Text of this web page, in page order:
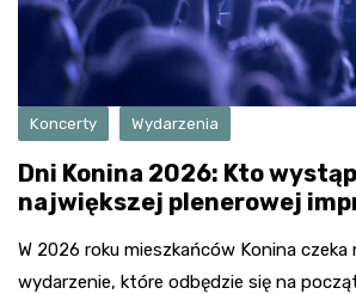
Koncerty Wydarzenia
Dni Konina 2026: Kto
największej plenerowej
W 2026 roku mieszkańców Konina czeka
wydarzenie, które odbędzie się na